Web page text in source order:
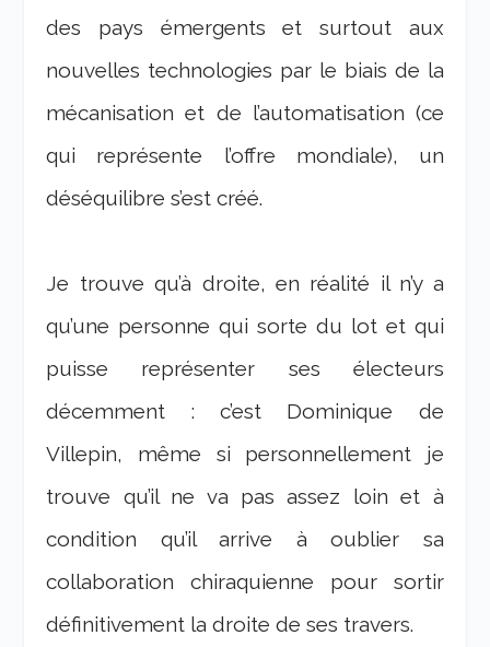
des pays émergents et surtout aux
nouvelles technologies par le biais de la
mécanisation et de l’automatisation (ce
qui représente l’offre mondiale), un
déséquilibre s’est créé.
Je trouve qu’à droite, en réalité il n’y a
qu’une personne qui sorte du lot et qui
puisse représenter ses électeurs
décemment : c’est Dominique de
Villepin, même si personnellement je
trouve qu’il ne va pas assez loin et à
condition qu’il arrive à oublier sa
collaboration chiraquienne pour sortir
définitivement la droite de ses travers.